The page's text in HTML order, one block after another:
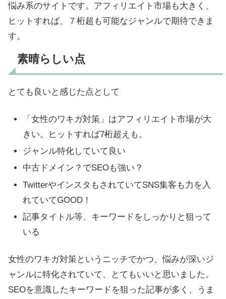
悩み系のサイトです。アフィリエイト市場も大きく、
ヒットすれば、７桁超も可能なジャンルで期待できま
す。
素晴らしい点
とても良いと感じた点として
「女性のワキガ対策」はアフィリエイト市場が大
きい。ヒットすれば7桁超えも。
ジャンル特化していて良い
中古ドメイン？でSEOも強い？
TwitterやインスタもされていてSNS集客も力を入
れていてGOOD！
記事タイトル等、キーワードをしっかりと狙って
いる
女性のワキガ対策というニッチでかつ、悩みが深いジ
ャンルに特化されていて、とてもいいと思いました。
SEOを意識したキーワードを狙った記事が多く、うま